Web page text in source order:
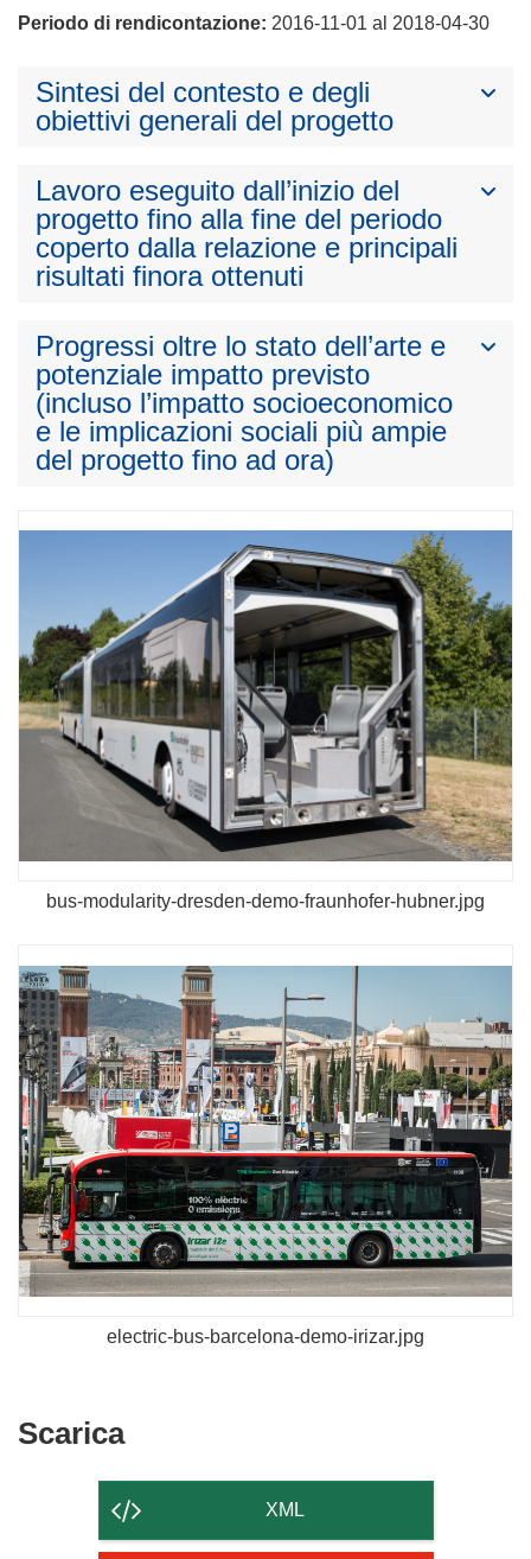
Periodo di rendicontazione: 2016-11-01 al 2018-04-30
Sintesi del contesto e degli
obiettivi generali del progetto
Lavoro eseguito dall’inizio del
progetto fino alla fine del periodo
coperto dalla relazione e principali
risultati finora ottenuti
Progressi oltre lo stato dell’arte e
potenziale impatto previsto
(incluso l’impatto socioeconomico
e le implicazioni sociali più ampie
del progetto fino ad ora)
bus-modularity-dresden-demo-fraunhofer-hubner.jpg
electric-bus-barcelona-demo-irizar.jpg
ScaricaScarica
contenuto
della
XML